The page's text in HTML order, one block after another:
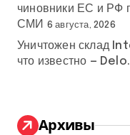
чиновники ЕС и РФ
СМИ
6 августа, 2026
Уничтожен склад
что известно —
Архивы